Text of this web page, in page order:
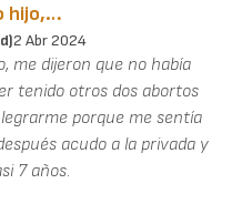
hijo,…
2 Abr 2024
me dijeron que no había
tenido otros dos abortos
porque me sentía
acudo a la privada y
7 años.